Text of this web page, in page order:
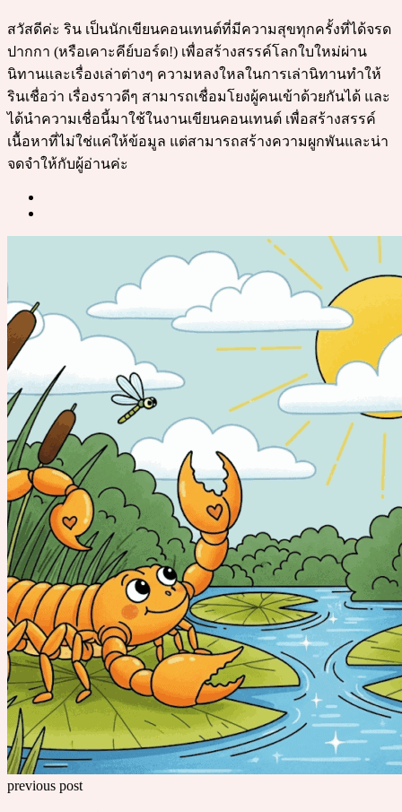
สวัสดีค่ะ ริน เป็นนักเขียนคอนเทนต์ที่มีความสุขทุกครั้งที่ได้จรด
ปากกา (หรือเคาะคีย์บอร์ด!) เพื่อสร้างสรรค์โลกใบใหม่ผ่าน
นิทานและเรื่องเล่าต่างๆ ความหลงใหลในการเล่านิทานทำให้
รินเชื่อว่า เรื่องราวดีๆ สามารถเชื่อมโยงผู้คนเข้าด้วยกันได้ และ
ได้นำความเชื่อนี้มาใช้ในงานเขียนคอนเทนต์ เพื่อสร้างสรรค์
เนื้อหาที่ไม่ใช่แค่ให้ข้อมูล แต่สามารถสร้างความผูกพันและน่า
จดจำให้กับผู้อ่านค่ะ
previous post